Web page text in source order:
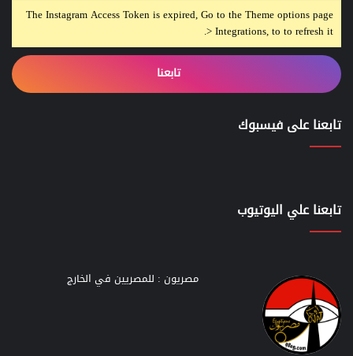
The Instagram Access Token is expired, Go to the Theme options page
> Integrations, to to refresh it.
تابعنا
تابعنا على فيسبوك
تابعنا علي اليوتيوب
مصريون : للمصريين في الخارج